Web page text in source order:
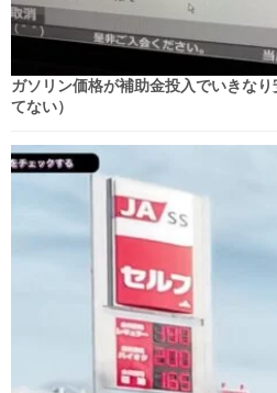
ガソリン価格が補助金投入でいきな
てない）